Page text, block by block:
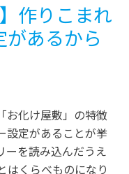
作りこまれ
あるから
お化け屋敷」の特徴
設定があることが挙
ーを読み込んだうえ
はくらべものになり